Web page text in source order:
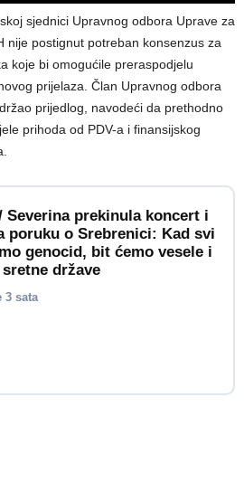
sjednici Upravnog odbora Uprave za
nije postignut potreban konsenzus za
koje bi omogućile preraspodjelu
prijelaza. Član Upravnog odbora
prijedlog, navodeći da prethodno
prihoda od PDV-a i finansijskog
Severina prekinula koncert i
poruku o Srebrenici: Kad svi
genocid, bit ćemo vesele i
države
3 sata